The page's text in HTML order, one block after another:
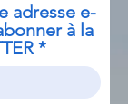
adresse e-
à la